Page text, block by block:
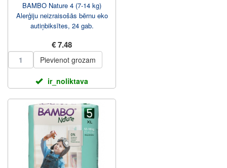
BAMBO Nature 4 (7-14 kg)
Alerģiju neizraisošās bērnu eko
autiņbiksītes, 24 gab.
€ 7.48
Pievienot grozam
ir_noliktava